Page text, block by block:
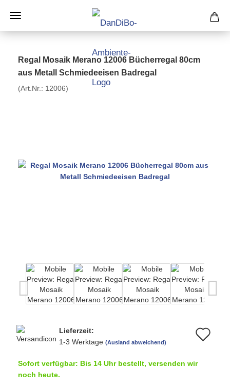
Regal Mosaik Merano 12006 Bücherregal 80cm
aus Metall Schmiedeeisen Badregal
(Art.Nr.: 12006)
Lieferzeit:
1-3 Werktage (Ausland abweichend)
Sofort verfügbar: Bis 14 Uhr bestellt, versenden wir
noch heute.